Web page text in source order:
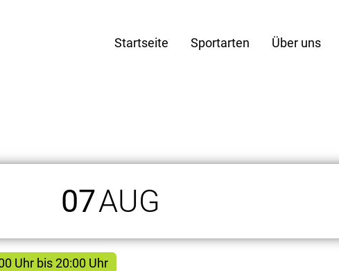
Startseite Sportarten Über uns
07AUG
Uhr bis 20:00 Uhr